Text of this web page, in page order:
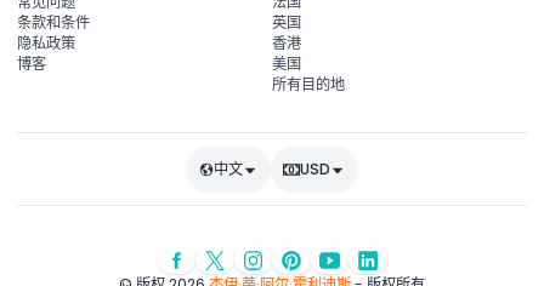
条款和条件
隐私政策
博客
英国
香港
美国
所有目的地
中文 USD